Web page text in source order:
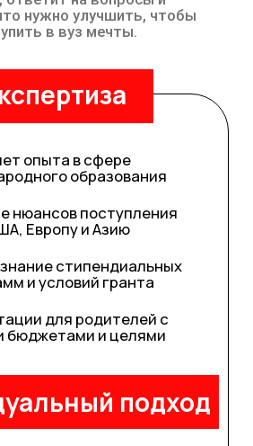
именно вам,
и как повысить
Мы подскажем
ваших целей,
подготовки.
стратегию: какие
и куда подавать,
на успех.